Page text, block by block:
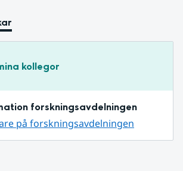
kollegor
forskningsavdelningen
på forskningsavdelningen